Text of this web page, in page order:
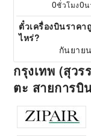
0ชั่วโมง0น
ตั๋วเครื่องบินราคา
ไหร่?
กันยายน
กรุงเทพ (สุว
ตะ สายการบิ